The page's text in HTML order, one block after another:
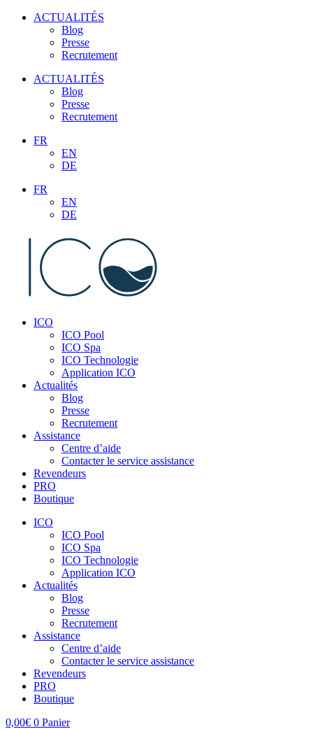
Aller
ACTUALITÉS
Blog
Presse
Recrutement
ACTUALITÉS
Blog
Presse
Recrutement
FR
EN
DE
FR
EN
DE
ICO
ICO Pool
ICO Spa
ICO Technologie
Application ICO
Actualités
Blog
Presse
Recrutement
Assistance
Centre d’aide
Contacter le service assistance
Revendeurs
PRO
Boutique
ICO
ICO Pool
ICO Spa
ICO Technologie
Application ICO
Actualités
Blog
Presse
Recrutement
Assistance
Centre d’aide
Contacter le service assistance
Revendeurs
PRO
Boutique
0,00€ 0 Panier